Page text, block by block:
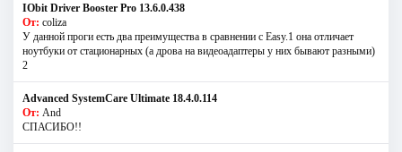
IObit Driver Booster Pro 13.6.0.438
От: coliza
У данной проги есть два преимущества в сравнении с Easy.1 она отличает
ноутбуки от стационарных (а дрова на видеоадаптеры у них бывают разными)
2
Advanced SystemCare Ultimate 18.4.0.114
От: And
СПАСИБО!!